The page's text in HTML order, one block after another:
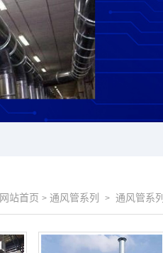
网站首页 > 通风管系列 > 通风管系列